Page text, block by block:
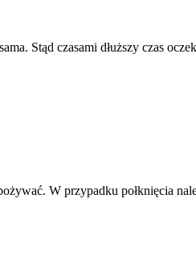
Stąd czasami dłuższy czas
W przypadku połknięcia